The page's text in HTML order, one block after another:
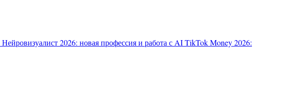
Нейровизуалист 2026: новая профессия и работа с AITikTok Money 2026: